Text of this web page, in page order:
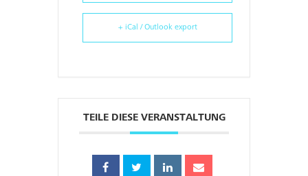
+ iCal / Outlook export
TEILE DIESE VERANSTALTUNG